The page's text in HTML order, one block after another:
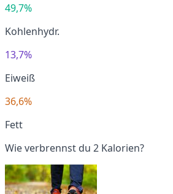
49,7%
Kohlenhydr.
13,7%
Eiweiß
36,6%
Fett
Wie verbrennst du 2 Kalorien?